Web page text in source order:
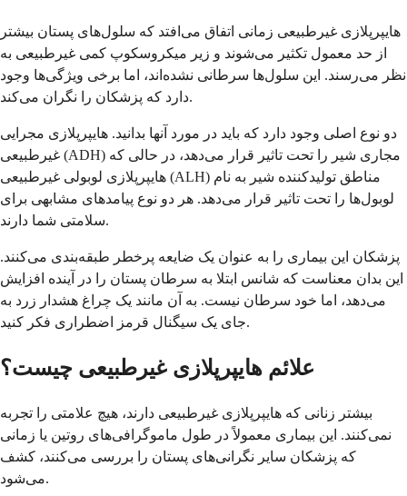
هایپرپلازی غیرطبیعی زمانی اتفاق می‌افتد که سلول‌های پستان بیشتر
از حد معمول تکثیر می‌شوند و زیر میکروسکوپ کمی غیرطبیعی به
نظر می‌رسند. این سلول‌ها سرطانی نشده‌اند، اما برخی ویژگی‌ها وجود
دارد که پزشکان را نگران می‌کند.
دو نوع اصلی وجود دارد که باید در مورد آنها بدانید. هایپرپلازی مجرایی
غیرطبیعی (ADH) مجاری شیر را تحت تاثیر قرار می‌دهد، در حالی که
هایپرپلازی لوبولی غیرطبیعی (ALH) مناطق تولیدکننده شیر به نام
لوبول‌ها را تحت تاثیر قرار می‌دهد. هر دو نوع پیامدهای مشابهی برای
سلامتی شما دارند.
پزشکان این بیماری را به عنوان یک ضایعه پرخطر طبقه‌بندی می‌کنند.
این بدان معناست که شانس ابتلا به سرطان پستان را در آینده افزایش
می‌دهد، اما خود سرطان نیست. به آن مانند یک چراغ هشدار زرد به
جای یک سیگنال قرمز اضطراری فکر کنید.
علائم هایپرپلازی غیرطبیعی چیست؟
بیشتر زنانی که هایپرپلازی غیرطبیعی دارند، هیچ علامتی را تجربه
نمی‌کنند. این بیماری معمولاً در طول ماموگرافی‌های روتین یا زمانی
که پزشکان سایر نگرانی‌های پستان را بررسی می‌کنند، کشف
می‌شود.